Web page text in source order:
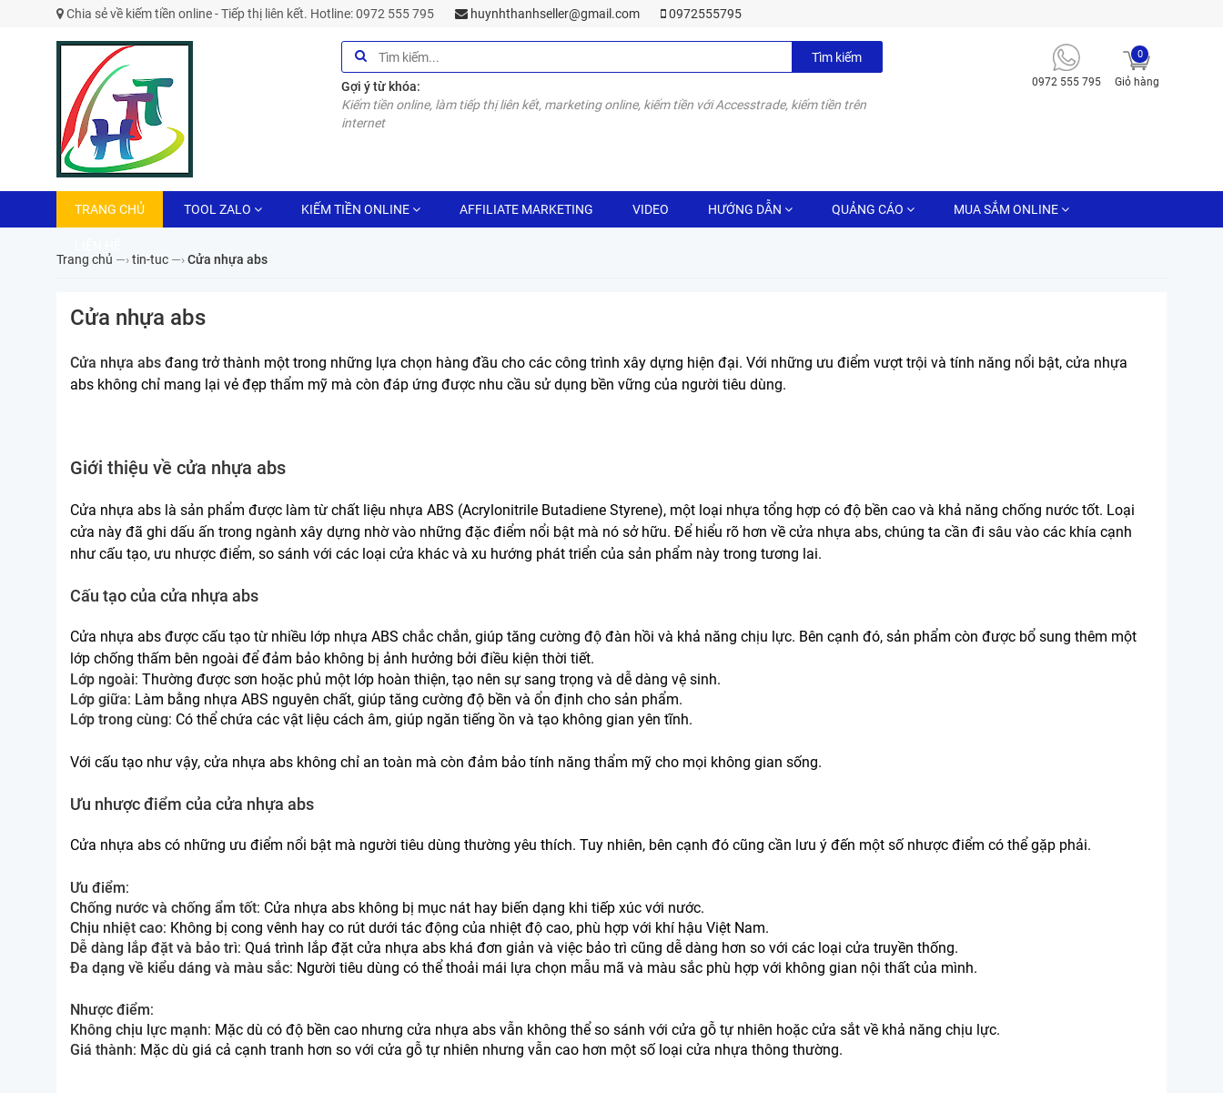
Chia sẻ về kiếm tiền online - Tiếp thị liên kết. Hotline: 0972 555 795 huynhthanhseller@gmail.com 0972555795
Tìm kiếm
Gợi ý từ khóa:
Kiếm tiền online, làm tiếp thị liên kết, marketing online, kiếm tiền với Accesstrade, kiếm tiền trên
internet
0972 555 795 Giỏ hàng
0
TRANG CHỦ TOOL ZALO KIẾM TIỀN ONLINE AFFILIATE MARKETING VIDEO HƯỚNG DẪN QUẢNG CÁO MUA SẮM ONLINE
Trang chủ —›tin-tuc —›Cửa nhựa abs
Cửa nhựa abs
Cửa nhựa abs đang trở thành một trong những lựa chọn hàng đầu cho các công trình xây dựng hiện đại. Với những ưu điểm vượt trội và tính năng nổi bật, cửa nhựa
abs không chỉ mang lại vẻ đẹp thẩm mỹ mà còn đáp ứng được nhu cầu sử dụng bền vững của người tiêu dùng.
Giới thiệu về cửa nhựa abs
Cửa nhựa abs là sản phẩm được làm từ chất liệu nhựa ABS (Acrylonitrile Butadiene Styrene), một loại nhựa tổng hợp có độ bền cao và khả năng chống nước tốt. Loại
cửa này đã ghi dấu ấn trong ngành xây dựng nhờ vào những đặc điểm nổi bật mà nó sở hữu. Để hiểu rõ hơn về cửa nhựa abs, chúng ta cần đi sâu vào các khía cạnh
như cấu tạo, ưu nhược điểm, so sánh với các loại cửa khác và xu hướng phát triển của sản phẩm này trong tương lai.
Cấu tạo của cửa nhựa abs
Cửa nhựa abs được cấu tạo từ nhiều lớp nhựa ABS chắc chắn, giúp tăng cường độ đàn hồi và khả năng chịu lực. Bên cạnh đó, sản phẩm còn được bổ sung thêm một
lớp chống thấm bên ngoài để đảm bảo không bị ảnh hưởng bởi điều kiện thời tiết.
Lớp ngoài: Thường được sơn hoặc phủ một lớp hoàn thiện, tạo nên sự sang trọng và dễ dàng vệ sinh.
Lớp giữa: Làm bằng nhựa ABS nguyên chất, giúp tăng cường độ bền và ổn định cho sản phẩm.
Lớp trong cùng: Có thể chứa các vật liệu cách âm, giúp ngăn tiếng ồn và tạo không gian yên tĩnh.
Với cấu tạo như vậy, cửa nhựa abs không chỉ an toàn mà còn đảm bảo tính năng thẩm mỹ cho mọi không gian sống.
Ưu nhược điểm của cửa nhựa abs
Cửa nhựa abs có những ưu điểm nổi bật mà người tiêu dùng thường yêu thích. Tuy nhiên, bên cạnh đó cũng cần lưu ý đến một số nhược điểm có thể gặp phải.
Ưu điểm:
Chống nước và chống ẩm tốt: Cửa nhựa abs không bị mục nát hay biến dạng khi tiếp xúc với nước.
Chịu nhiệt cao: Không bị cong vênh hay co rút dưới tác động của nhiệt độ cao, phù hợp với khí hậu Việt Nam.
Dễ dàng lắp đặt và bảo trì: Quá trình lắp đặt cửa nhựa abs khá đơn giản và việc bảo trì cũng dễ dàng hơn so với các loại cửa truyền thống.
Đa dạng về kiểu dáng và màu sắc: Người tiêu dùng có thể thoải mái lựa chọn mẫu mã và màu sắc phù hợp với không gian nội thất của mình.
Nhược điểm:
Không chịu lực mạnh: Mặc dù có độ bền cao nhưng cửa nhựa abs vẫn không thể so sánh với cửa gỗ tự nhiên hoặc cửa sắt về khả năng chịu lực.
Giá thành: Mặc dù giá cả cạnh tranh hơn so với cửa gỗ tự nhiên nhưng vẫn cao hơn một số loại cửa nhựa thông thường.